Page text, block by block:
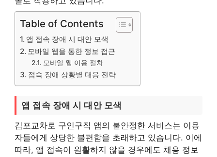
Table of Contents
앱 접속 장애 시 대안 모색
모바일 웹을 통한 정보 접근
모바일 웹 이용 절차
접속 장애 상황별 대응 전략
앱 접속 장애 시 대안 모색
김포교차로 구인구직 앱의 불안정한 서비스는 이용
자들에게 상당한 불편함을 초래하고 있습니다. 이에
따라, 앱 접속이 원활하지 않을 경우에도 채용 정보